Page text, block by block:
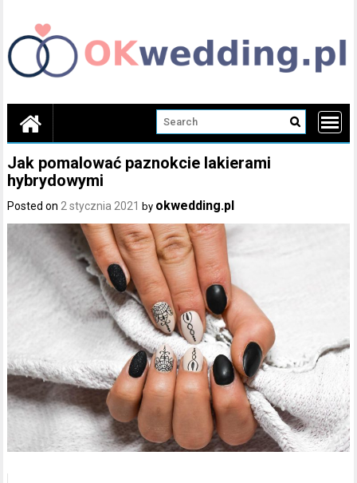
content
Jak pomalować paznokcie lakierami
hybrydowymi
Posted on 2 stycznia 2021 by okwedding.pl